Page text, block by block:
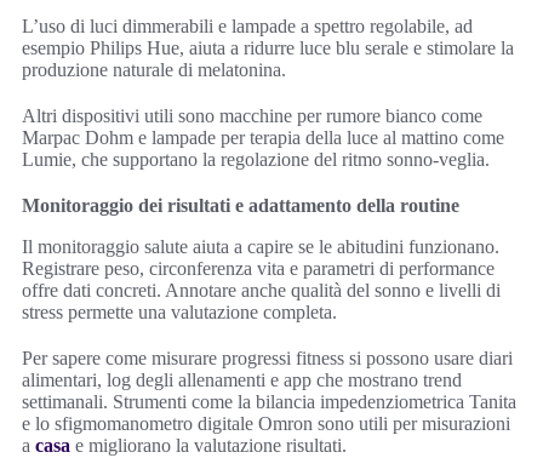
L’uso di luci dimmerabili e lampade a spettro regolabile, ad
esempio Philips Hue, aiuta a ridurre luce blu serale e stimolare la
produzione naturale di melatonina.
Altri dispositivi utili sono macchine per rumore bianco come
Marpac Dohm e lampade per terapia della luce al mattino come
Lumie, che supportano la regolazione del ritmo sonno-veglia.
Monitoraggio dei risultati e adattamento della routine
Il monitoraggio salute aiuta a capire se le abitudini funzionano.
Registrare peso, circonferenza vita e parametri di performance
offre dati concreti. Annotare anche qualità del sonno e livelli di
stress permette una valutazione completa.
Per sapere come misurare progressi fitness si possono usare diari
alimentari, log degli allenamenti e app che mostrano trend
settimanali. Strumenti come la bilancia impedenziometrica Tanita
e lo sfigmomanometro digitale Omron sono utili per misurazioni
a casa e migliorano la valutazione risultati.